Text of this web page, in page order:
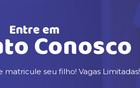
Entre em
Conosco
seu filho! Vagas Limitadas!